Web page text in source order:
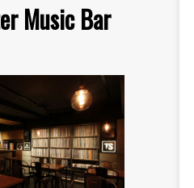
Music Bar